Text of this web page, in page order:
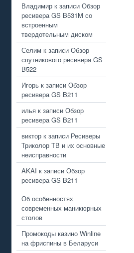
Владимир к записи Обзор
ресивера GS B531M со
встроенным
твердотельным диском
Селим к записи Обзор
спутникового ресивера GS
B522
Игорь к записи Обзор
ресивера GS B211
илья к записи Обзор
ресивера GS B211
виктор к записи Ресиверы
Триколор ТВ и их основные
неисправности
AKAI к записи Обзор
ресивера GS B211
Об особенностях
современных маникюрных
столов
Промокоды казино Winline
на фриспины в Беларуси